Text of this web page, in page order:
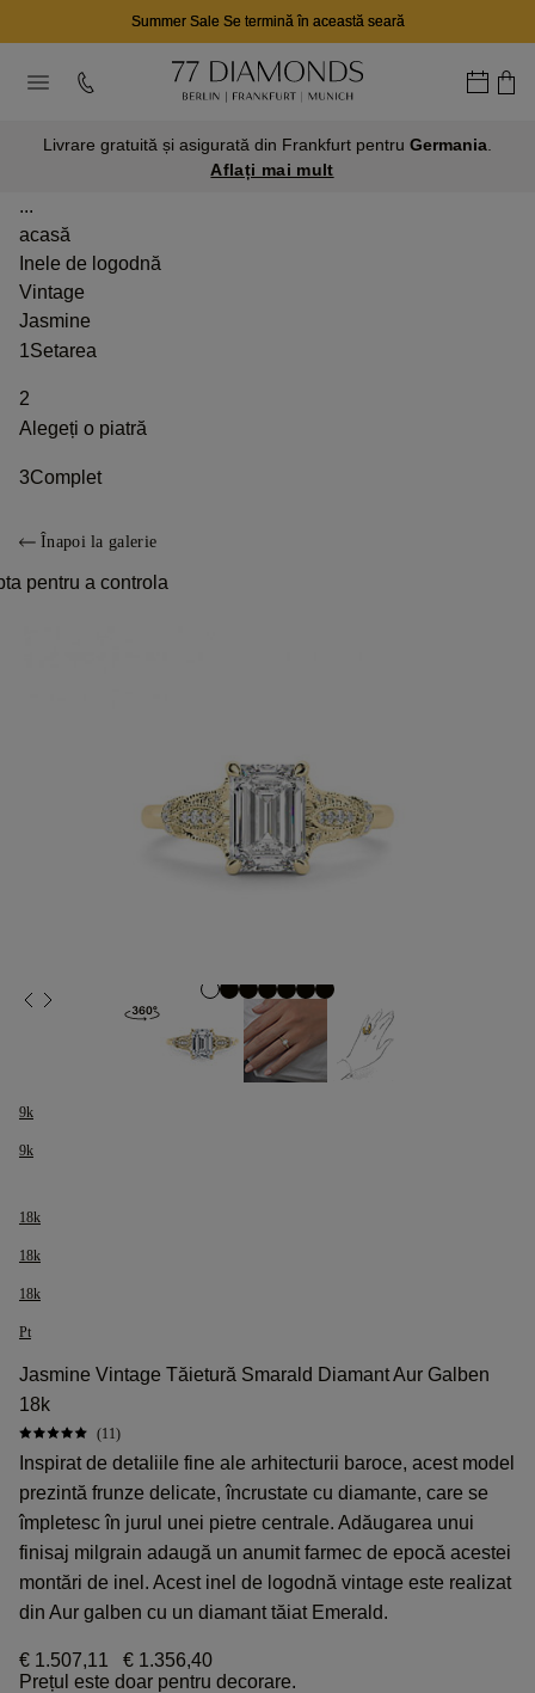
Summer Sale Se termină în această seară
Livrare gratuită și asigurată din Frankfurt pentru Germania
Aflați mai mult
...
acasă
Inele de logodnă
Vintage
Jasmine
1Setarea
2
Alegeți o piatră
3Complet
Înapoi la galerie
pentru a controla
9k
9k
18k
18k
18k
Pt
Jasmine Vintage Tăietură Smarald Diamant Aur Galben
18k
(11)
Inspirat de detaliile fine ale arhitecturii baroce, acest model
prezintă frunze delicate, încrustate cu diamante, care se
împletesc în jurul unei pietre centrale. Adăugarea unui
finisaj milgrain adaugă un anumit farmec de epocă acestei
montări de inel. Acest inel de logodnă vintage este realizat
din Aur galben cu un diamant tăiat Emerald.
€ 1.507,11
€ 1.356,40
Prețul este doar pentru decorare.